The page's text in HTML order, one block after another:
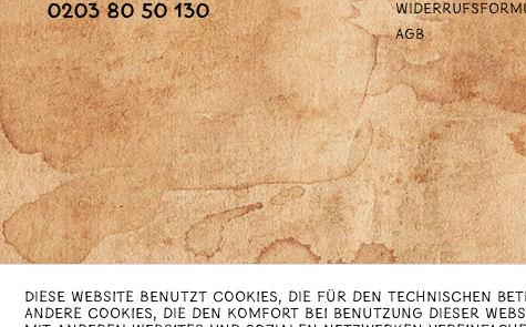
0203 80 50 130
AGB
Diese Website benutzt Cookies, die für den technischen
Andere Cookies, die den Komfort bei Benutzung dieser